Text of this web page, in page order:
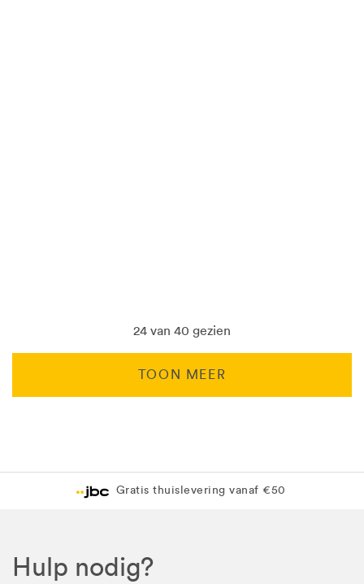
24 van 40 gezien
TOON MEER
Levering in 1 pakket
Gratis levering in JBC-winkel
Hulp nodig?